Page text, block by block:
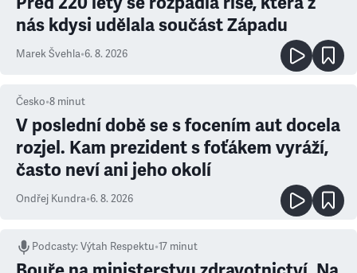
nás kdysi udělala součást Západu
Marek Švehla•6. 8. 2026
Česko•8 minut
V poslední době se s focením aut docela
rozjel. Kam prezident s foťákem vyráží,
často neví ani jeho okolí
Ondřej Kundra•6. 8. 2026
Podcasty:Výtah Respektu•17 minut